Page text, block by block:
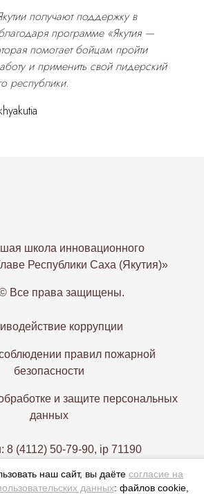
получают поддержку в
программе «Якутия —
помогает бойцам пройти
и применить свой лидерский
республики.
школа инновационного
Республики Саха (Якутия)»
Все права защищены.
коррупции
правил пожарной
безопасности
и защите персональных
данных
8 (4112) 50-79-90, ip 71190
почта: vshim@gov14.ru
наш сайт, вы даёте согласие на
данных: файлов cookie,